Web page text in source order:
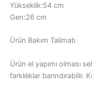
Yükseklik:54 cm
Gen:26 cm
Ürün Bakım Talimatı
Ürün el yapımı olması
farklılıklar barındırabilir.